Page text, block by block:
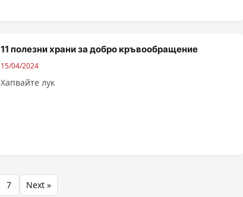
11 полезни храни за добро кръвообращение
15/04/2024
Хапвайте лук
7 Next »